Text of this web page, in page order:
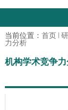
当前位置： 首页
力分析
机构学术竞争